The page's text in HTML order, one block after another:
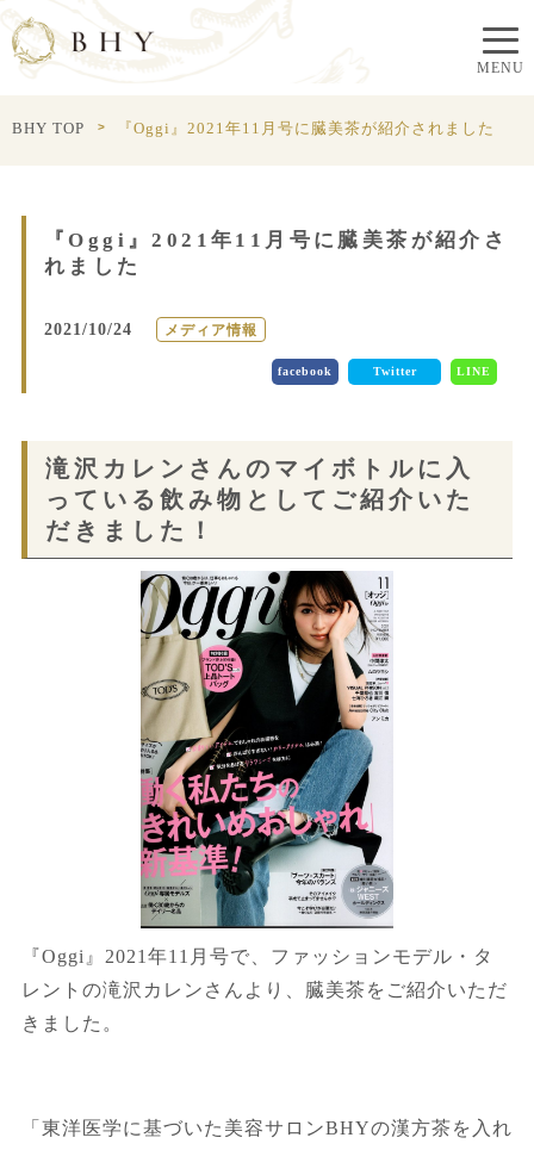
BHY TOP 『Oggi』2021年11月号に臓美茶が紹介されました
『Oggi』2021年11月号に臓美茶が紹介さ
れました
2021/10/24 メディア情報
facebook Twitter LINE
滝沢カレンさんのマイボトルに入
っている飲み物としてご紹介いた
だきました！
『Oggi』2021年11月号で、ファッションモデル・タ
レントの滝沢カレンさんより、臓美茶をご紹介いただ
きました。
「東洋医学に基づいた美容サロンBHYの漢方茶を入れ